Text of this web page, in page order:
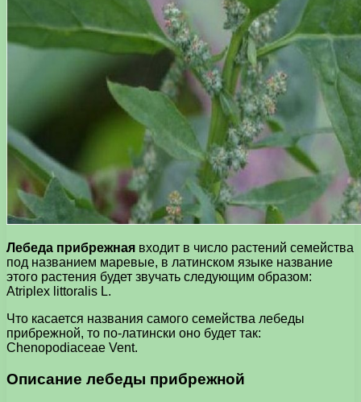
Лебеда прибрежная входит в число растений семейства
под названием маревые, в латинском языке название
этого растения будет звучать следующим образом:
Atriplex littoralis L.
Что касается названия самого семейства лебеды
прибрежной, то по-латински оно будет так:
Chenopodiaceae Vent.
Описание лебеды прибрежной